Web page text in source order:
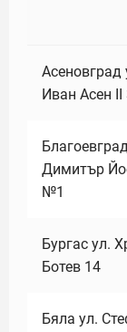
Асеновград
Иван Асен II
Димитър
№1
Бургас ул.
Ботев 14
Бяла ул.